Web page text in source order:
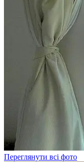
Переглянути всі фото